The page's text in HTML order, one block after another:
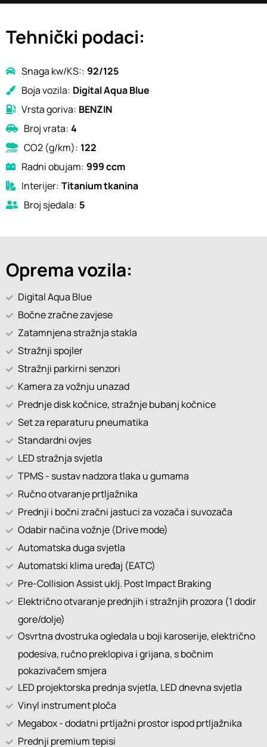
Tehnički podaci:
Snaga kw/KS:: 92/125
Boja vozila: Digital Aqua Blue
Vrsta goriva: BENZIN
Broj vrata: 4
CO2 (g/km): 122
Radni obujam: 999 ccm
Interijer: Titanium tkanina
Broj sjedala: 5
Oprema vozila:
Digital Aqua Blue
Bočne zračne zavjese
Zatamnjena stražnja stakla
Stražnji spojler
Stražnji parkirni senzori
Kamera za vožnju unazad
Prednje disk kočnice, stražnje bubanj kočnice
Set za reparaturu pneumatika
Standardni ovjes
LED stražnja svjetla
TPMS - sustav nadzora tlaka u gumama
Ručno otvaranje prtljažnika
Prednji i bočni zračni jastuci za vozača i suvozača
Odabir načina vožnje (Drive mode)
Automatska duga svjetla
Automatski klima uređaj (EATC)
Pre-Collision Assist uklj. Post Impact Braking
Električno otvaranje prednjih i stražnjih prozora (1 dodir
gore/dolje)
Osvrtna dvostruka ogledala u boji karoserije, električno
podesiva, ručno preklopiva i grijana, s bočnim
pokazivačem smjera
LED projektorska prednja svjetla, LED dnevna svjetla
Vinyl instrument ploča
Megabox - dodatni prtljažni prostor ispod prtljažnika
Prednji premium tepisi